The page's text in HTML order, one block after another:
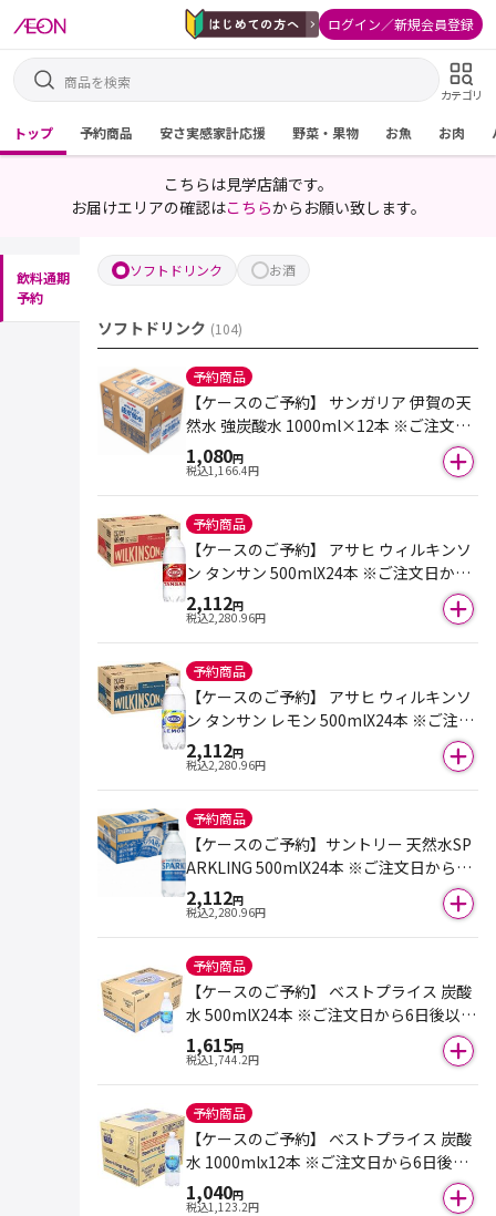
ログイン／新規会員登録
カテゴリ
トップ 予約商品 安さ実感家計応援 野菜・果物 お魚 お肉
こちらは見学店舗です。
お届けエリアの確認はこちらからお願い致します。
飲料通期
予約
ソフトドリンク お酒
ソフトドリンク (104)
予約商品
【ケースのご予約】 サンガリア 伊賀の天
然水 強炭酸水 1000ml×12本 ※ご注文日
から6日後以降のお届けとなります。
1,080円
税込1,166.4円
予約商品
【ケースのご予約】 アサヒ ウィルキンソ
ン タンサン 500mlX24本 ※ご注文日から
6日後以降のお届けとなります。
2,112円
税込2,280.96円
予約商品
【ケースのご予約】 アサヒ ウィルキンソ
ン タンサン レモン 500mlX24本 ※ご注文
日から6日後以降のお届けとなります。
2,112円
税込2,280.96円
予約商品
【ケースのご予約】サントリー 天然水SP
ARKLING 500mlX24本 ※ご注文日から6
日後以降のお届けとなります。
2,112円
税込2,280.96円
予約商品
【ケースのご予約】 ベストプライス 炭酸
水 500mlX24本 ※ご注文日から6日後以降
のお届けとなります。
1,615円
税込1,744.2円
予約商品
【ケースのご予約】 ベストプライス 炭酸
水 1000mlx12本 ※ご注文日から6日後以
降のお届けとなります。
1,040円
税込1,123.2円